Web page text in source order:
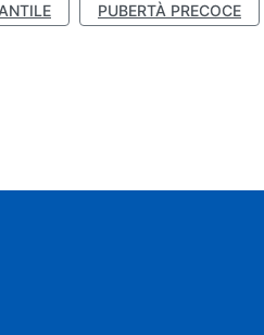
PUBERTÀ PRECOCE